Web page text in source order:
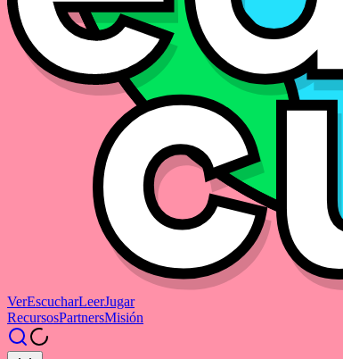
VerEscucharLeerJugar
RecursosPartnersMisión